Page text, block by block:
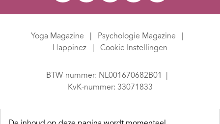
Yoga Magazine
Psychologie Magazine
Happinez
Cookie Instellingen
BTW-nummer: NL001670682B01
KvK-nummer: 33071833